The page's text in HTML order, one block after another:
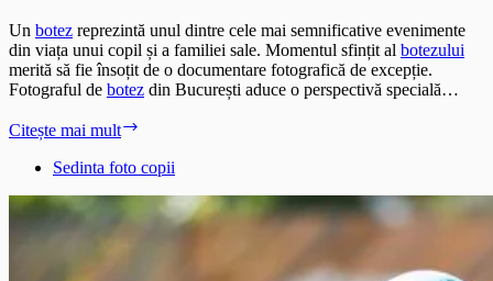
Un botez reprezintă unul dintre cele mai semnificative evenimente
din viața unui copil și a familiei sale. Momentul sfințit al botezului
merită să fie însoțit de o documentare fotografică de excepție.
Fotograful de botez din București aduce o perspectivă specială…
Citește mai mult
București
Îmbrățișând
Sfințenia
Sedinta foto copii